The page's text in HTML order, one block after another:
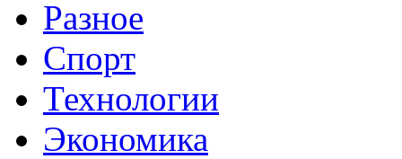
Разное
Спорт
Технологии
Экономика